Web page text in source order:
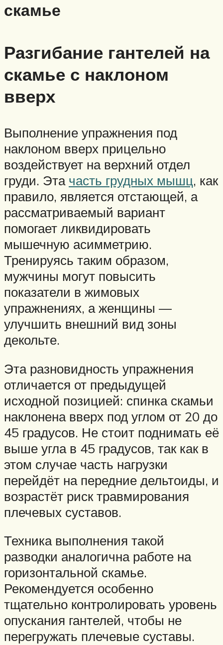
скамье
Разгибание гантелей на
скамье с наклоном
вверх
Выполнение упражнения под
наклоном вверх прицельно
воздействует на верхний отдел
груди. Эта часть грудных мышц, как
правило, является отстающей, а
рассматриваемый вариант
помогает ликвидировать
мышечную асимметрию.
Тренируясь таким образом,
мужчины могут повысить
показатели в жимовых
упражнениях, а женщины —
улучшить внешний вид зоны
декольте.
Эта разновидность упражнения
отличается от предыдущей
исходной позицией: спинка скамьи
наклонена вверх под углом от 20 до
45 градусов. Не стоит поднимать её
выше угла в 45 градусов, так как в
этом случае часть нагрузки
перейдёт на передние дельтоиды, и
возрастёт риск травмирования
плечевых суставов.
Техника выполнения такой
разводки аналогична работе на
горизонтальной скамье.
Рекомендуется особенно
тщательно контролировать уровень
опускания гантелей, чтобы не
перегружать плечевые суставы.